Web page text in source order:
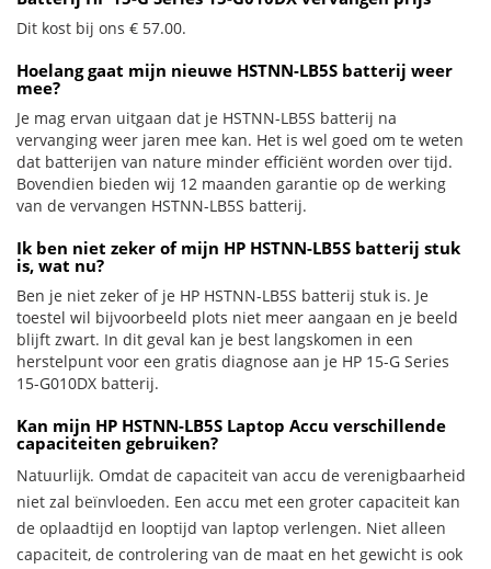
Dit kost bij ons € 57.00.
Hoelang gaat mijn nieuwe HSTNN-LB5S batterij weer
mee?
Je mag ervan uitgaan dat je HSTNN-LB5S batterij na
vervanging weer jaren mee kan. Het is wel goed om te weten
dat batterijen van nature minder efficiënt worden over tijd.
Bovendien bieden wij 12 maanden garantie op de werking
van de vervangen HSTNN-LB5S batterij.
Ik ben niet zeker of mijn HP HSTNN-LB5S batterij stuk
is, wat nu?
Ben je niet zeker of je HP HSTNN-LB5S batterij stuk is. Je
toestel wil bijvoorbeeld plots niet meer aangaan en je beeld
blijft zwart. In dit geval kan je best langskomen in een
herstelpunt voor een gratis diagnose aan je HP 15-G Series
15-G010DX batterij.
Kan mijn HP HSTNN-LB5S Laptop Accu verschillende
capaciteiten gebruiken?
Natuurlijk. Omdat de capaciteit van accu de verenigbaarheid
niet zal beïnvloeden. Een accu met een groter capaciteit kan
de oplaadtijd en looptijd van laptop verlengen. Niet alleen
capaciteit, de controlering van de maat en het gewicht is ook